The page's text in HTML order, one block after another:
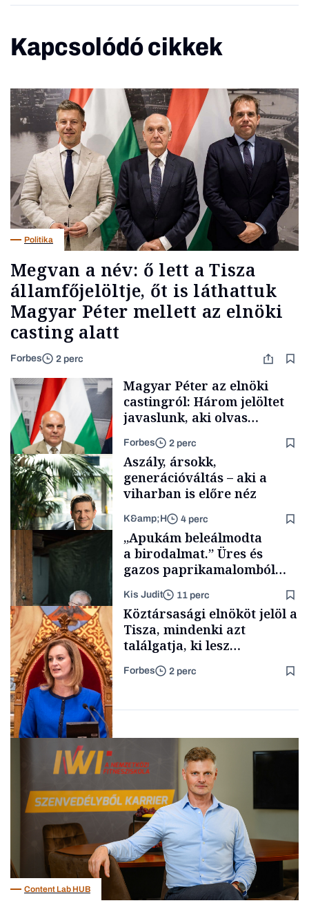
Kapcsolódó cikkek
Politika
Megvan a név: ő lett a Tisza
államfőjelöltje, őt is láthattuk
Magyar Péter mellett az elnöki
casting alatt
Forbes 2 perc
Politika
Magyar Péter az elnöki
castingról: Három jelöltet
javaslunk, aki olvas
híreket, nem fog
meglepődni
Forbes 2 perc
TÁMOGATÓI
TARTALOM
Aszály, ársokk,
generációváltás – aki a
viharban is előre néz
K&amp;H 4 perc
Családi
vállalkozások
„Apukám beleálmodta
a birodalmat.” Üres és
gazos paprikamalomból
lett az igazi családi
fűszersztori
Kis Judit 11 perc
Köztársasági elnököt jelöl a
Tisza, mindenki azt
találgatja, ki lesz
szombaton a befutó –
soroljuk az eddig felmerült
Forbes 2 perc
Content Lab HUB